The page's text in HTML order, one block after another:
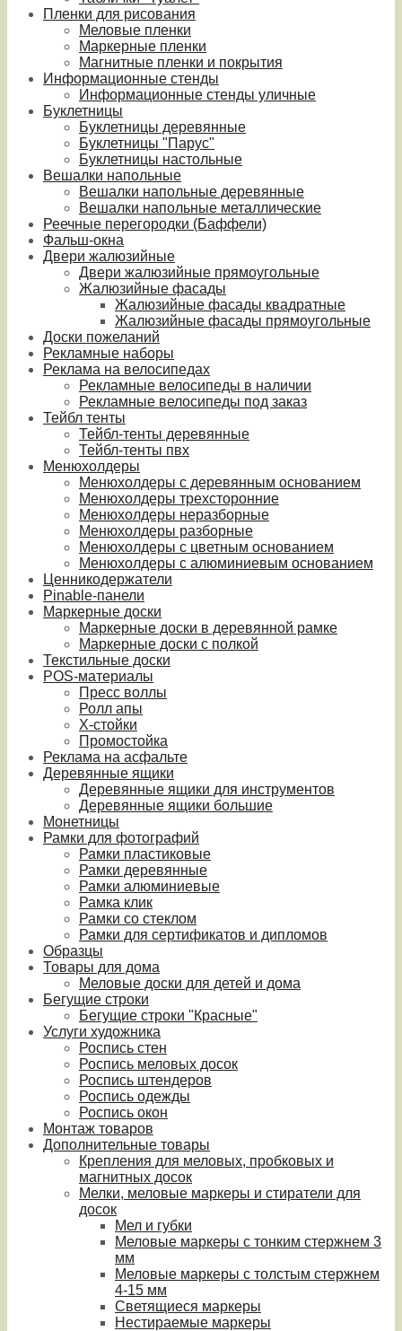
Пленки для рисования
Меловые пленки
Маркерные пленки
Магнитные пленки и покрытия
Информационные стенды
Информационные стенды уличные
Буклетницы
Буклетницы деревянные
Буклетницы "Парус"
Буклетницы настольные
Вешалки напольные
Вешалки напольные деревянные
Вешалки напольные металлические
Реечные перегородки (Баффели)
Фальш-окна
Двери жалюзийные
Двери жалюзийные прямоугольные
Жалюзийные фасады
Жалюзийные фасады квадратные
Жалюзийные фасады прямоугольные
Доски пожеланий
Рекламные наборы
Реклама на велосипедах
Рекламные велосипеды в наличии
Рекламные велосипеды под заказ
Тейбл тенты
Тейбл-тенты деревянные
Тейбл-тенты пвх
Менюхолдеры
Менюхолдеры с деревянным основанием
Менюхолдеры трехсторонние
Менюхолдеры неразборные
Менюхолдеры разборные
Менюхолдеры с цветным основанием
Менюхолдеры с алюминиевым основанием
Ценникодержатели
Pinable-панели
Маркерные доски
Маркерные доски в деревянной рамке
Маркерные доски с полкой
Текстильные доски
POS-материалы
Пресс воллы
Ролл апы
Х-стойки
Промостойка
Реклама на асфальте
Деревянные ящики
Деревянные ящики для инструментов
Деревянные ящики большие
Монетницы
Рамки для фотографий
Рамки пластиковые
Рамки деревянные
Рамки алюминиевые
Рамка клик
Рамки со стеклом
Рамки для сертификатов и дипломов
Образцы
Товары для дома
Меловые доски для детей и дома
Бегущие строки
Бегущие строки "Красные"
Услуги художника
Роспись стен
Роспись меловых досок
Роспись штендеров
Роспись одежды
Роспись окон
Монтаж товаров
Дополнительные товары
Крепления для меловых, пробковых и
магнитных досок
Мелки, меловые маркеры и стиратели для
досок
Мел и губки
Меловые маркеры с тонким стержнем 3
мм
Меловые маркеры с толстым стержнем
4-15 мм
Светящиеся маркеры
Нестираемые маркеры